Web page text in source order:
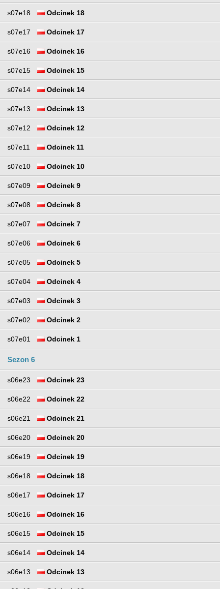
s07e18 Odcinek 18
s07e17 Odcinek 17
s07e16 Odcinek 16
s07e15 Odcinek 15
s07e14 Odcinek 14
s07e13 Odcinek 13
s07e12 Odcinek 12
s07e11 Odcinek 11
s07e10 Odcinek 10
s07e09 Odcinek 9
s07e08 Odcinek 8
s07e07 Odcinek 7
s07e06 Odcinek 6
s07e05 Odcinek 5
s07e04 Odcinek 4
s07e03 Odcinek 3
s07e02 Odcinek 2
s07e01 Odcinek 1
Sezon 6
s06e23 Odcinek 23
s06e22 Odcinek 22
s06e21 Odcinek 21
s06e20 Odcinek 20
s06e19 Odcinek 19
s06e18 Odcinek 18
s06e17 Odcinek 17
s06e16 Odcinek 16
s06e15 Odcinek 15
s06e14 Odcinek 14
s06e13 Odcinek 13